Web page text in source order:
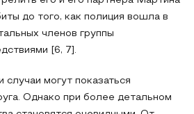
до того, как полиция вошла в
членов группы
[6, 7].
случаи могут показаться
Однако при более детальном